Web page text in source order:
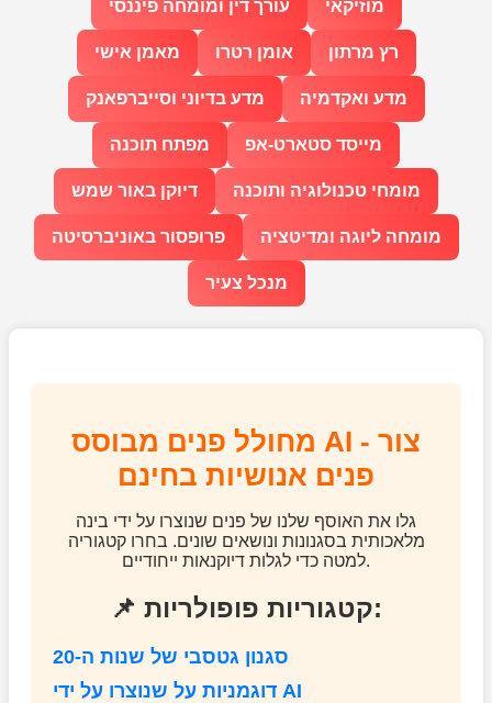
עורך דין ומומחה פיננסי מוזיקאי
מאמן אישי אומן רטרו רץ מרתון
מדע בדיוני וסייברפאנק מדע ואקדמיה
מפתח תוכנה מייסד סטארט-אפ
דיוקן באור שמש מומחי טכנולוגיה ותוכנה
פרופסור באוניברסיטה מומחה ליוגה ומדיטציה
מנכל צעיר
מחולל פנים מבוסס AI - צור
פנים אנושיות בחינם
גלו את האוסף שלנו של פנים שנוצרו על ידי בינה
מלאכותית בסגנונות ונושאים שונים. בחרו קטגוריה
למטה כדי לגלות דיוקנאות ייחודיים.
📌 קטגוריות פופולריות:
סגנון גטסבי של שנות ה-20
דוגמניות על שנוצרו על ידי AI